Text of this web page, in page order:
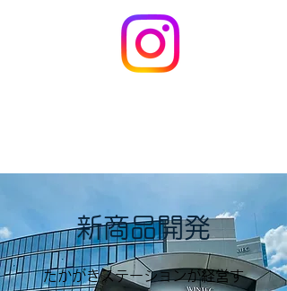
​新商品開発
たかがきステーションが経営す